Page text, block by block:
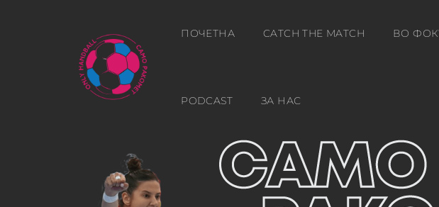
ПОЧЕТНА CATCH THE MATCH ВО
PODCAST ЗА НАС